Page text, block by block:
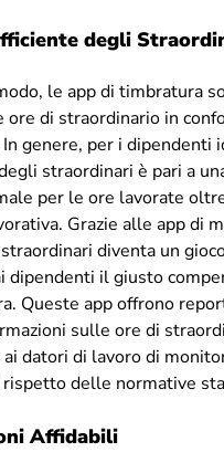
degli
le app di timbratura
ore di straordinario in
genere, per i dipendenti
straordinari è pari a
per le ore lavorate
Grazie alle app di
diventa un
dipendenti il giusto
Queste app offrono
sulle ore di
datori di lavoro di
delle normative
Affidabili